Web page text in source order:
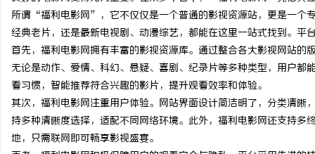
所谓“福利电影网”，它不仅仅是一个普通的影视资源站，更是一个
经典老片，还是最新电视剧、动漫综艺，都能在这里一站式找到。
首先，福利电影网拥有丰富的影视资源库。通过整合各大影视网站
无论是动作、爱情、科幻、悬疑、喜剧、纪录片等多种类型，用户
看习惯，智能推荐符合兴趣的影片，提升观看效率和体验。
其次，福利电影网注重用户体验。网站界面设计简洁明了，分类清
持多种清晰度选择，适配不同网络环境。此外，福利电影网还支持
地，只需联网即可畅享影视盛宴。